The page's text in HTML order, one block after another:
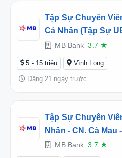
Tập Sự Chuyên
Cá Nhân (Tập Sự
Phường Phú
(2026TD452604)
MB Bank 3.7 ★
5 - 15 triệu Vĩnh Long
Đăng 21 ngày trước
Tập Sự Chuyên
Nhân - CN. Cà
Cà Mau
MB Bank 3.7 ★